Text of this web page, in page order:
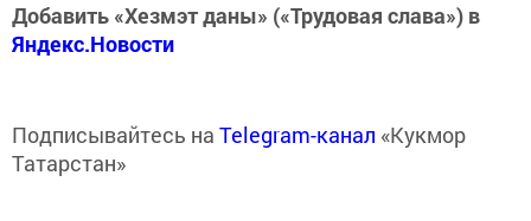
Добавить «Хезмэт даны» («Трудовая слава») в
Яндекс.Новости
Подписывайтесь на Telegram-канал «Кукмор
Татарстан»